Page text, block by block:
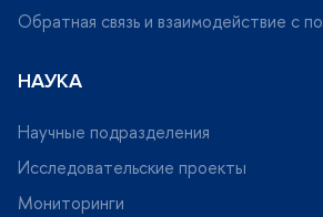
Обратная связь и взаимодействие с
НАУКА
Научные подразделения
Исследовательские проекты
Мониторинги